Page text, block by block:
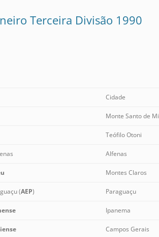
Terceira Divisão 1990
Cidade
Monte Santo de
Teófilo Otoni
Alfenas
Montes Claros
(AEP) Paraguaçu
Ipanema
Campos Gerais